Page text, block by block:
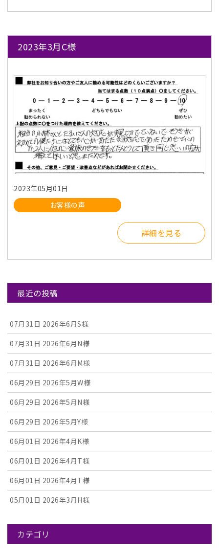
2023年3月C様
2023年05月01日
お客様の声
詳細を見る
最近の投稿
07月31日 2026年6月S様
07月31日 2026年6月N様
07月31日 2026年6月M様
06月29日 2026年5月W様
06月29日 2026年5月N様
06月29日 2026年5月Y様
06月01日 2026年4月K様
06月01日 2026年4月T様
06月01日 2026年4月T様
05月01日 2026年3月H様
カテゴリ